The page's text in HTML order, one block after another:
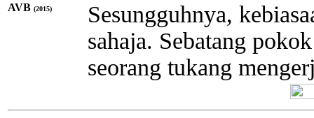
AVB (2015)
Sesungguhnya,
sahaja. Sebatang
seorang tukang